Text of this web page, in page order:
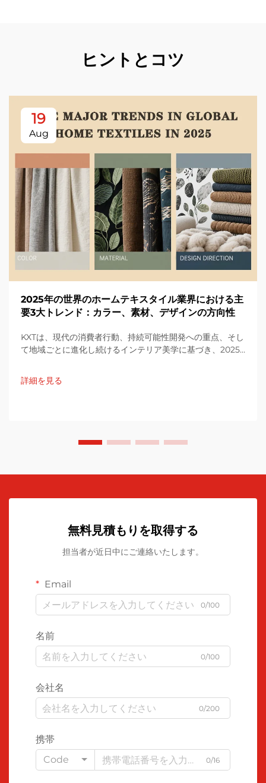
ヒントとコツ
19
Aug
2025年の世界のホームテキスタイル業界における主
要3大トレンド：カラー、素材、デザインの方向性
KXTは、現代の消費者行動、持続可能性開発への重点、そし
て地域ごとに進化し続けるインテリア美学に基づき、2025
ドをカラー、素材、デザインの観点から整理しました。K...
詳細を見る
無料見積もりを取得する
担当者が近日中にご連絡いたします。
Email
0/100
名前
0/100
会社名
0/200
携帯
Code
0/16